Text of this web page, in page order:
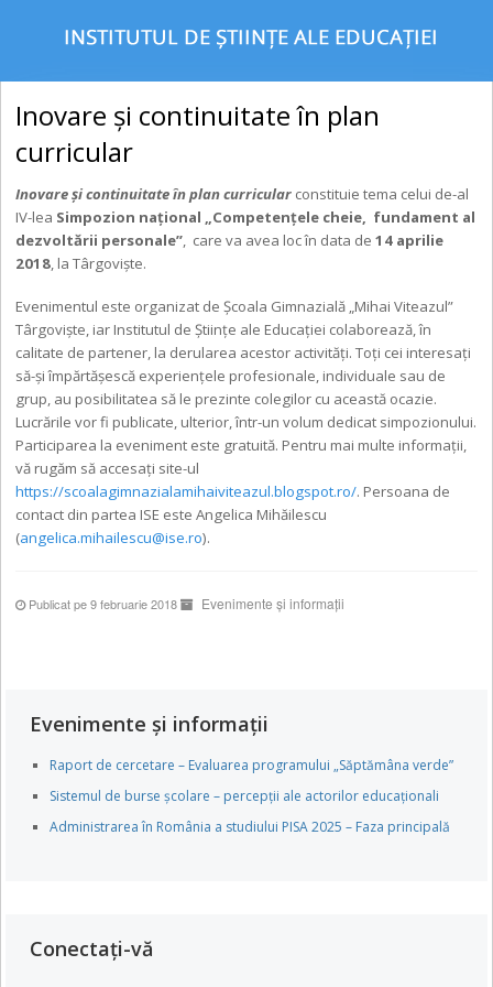
Inovare și continuitate în plan
curricular
Inovare și continuitate în plan curricular constituie tema celui de-al
IV-lea Simpozion național „Competențele cheie, fundament al
dezvoltării personale”, care va avea loc în data de14 aprilie
2018, la Târgoviște.
Evenimentul este organizat de Şcoala Gimnazială „Mihai Viteazul”
Târgovişte, iar Institutul de Științe ale Educației colaborează, în
calitate de partener, la derularea acestor activități. Toți cei interesați
să-și împărtășescă experiențele profesionale, individuale sau de
grup, au posibilitatea să le prezinte colegilor cu această ocazie.
Lucrările vor fi publicate, ulterior, într-un volum dedicat simpozionului.
Participarea la eveniment este gratuită. Pentru mai multe informații,
vă rugăm să accesați site-ul
https://scoalagimnazialamihaiviteazul.blogspot.ro/. Persoana de
contact din partea ISE este Angelica Mihăilescu
(angelica.mihailescu@ise.ro).
Publicat pe 9 februarie 2018 Evenimente și informații
Evenimente și informații
Raport de cercetare – Evaluarea programului „Săptămâna verde”
Sistemul de burse școlare – percepții ale actorilor educaționali
Administrarea în România a studiului PISA 2025 – Faza principală
Conectați-vă